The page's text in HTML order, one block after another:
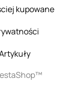
kupowane